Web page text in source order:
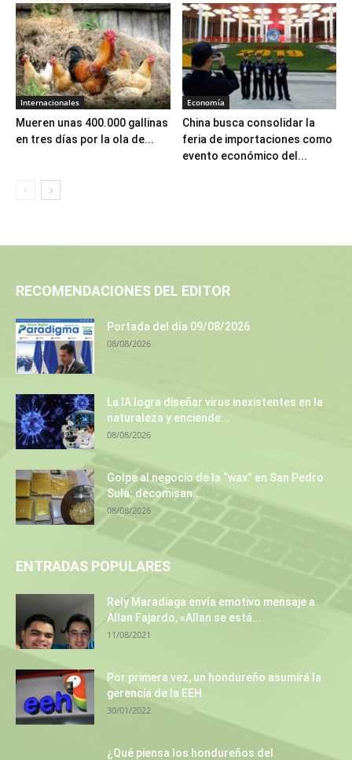
Internacionales
Mueren unas 400.000 gallinas
en tres días por la ola de...
Economía
China busca consolidar la
feria de importaciones como
evento económico del...
RECOMENDACIONES DEL EDITOR
Portada del día 09/08/2026
08/08/2026
La IA logra diseñar virus inexistentes en la
naturaleza y enciende...
08/08/2026
Golpe al negocio de la “wax” en San Pedro
Sula: decomisan...
08/08/2026
ENTRADAS POPULARES
Rely Maradiaga envía emotivo mensaje a
Allan Fajardo, «Allan se está...
11/08/2021
Por primera vez, un hondureño asumirá la
gerencia de la EEH
30/01/2022
¿Qué piensa los hondureños del